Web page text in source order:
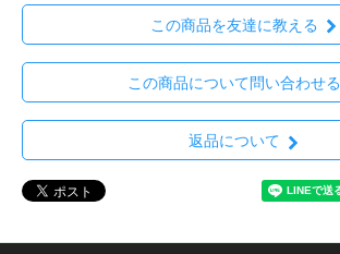
この商品を友達に教える
この商品について問い合わせる
返品について